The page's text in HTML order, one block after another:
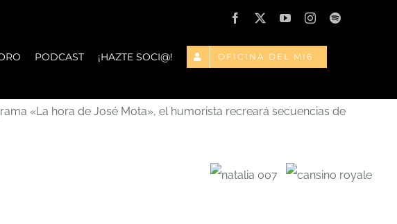
Facebook
X YouTubeInstagramSpotify
PODCAST ¡HAZTE SOCI@! OFICINA DEL MI6
«La hora de José Mota», el humorista recreará secuencias de